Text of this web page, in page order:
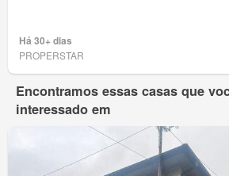
Há 30+ dias
PROPERSTAR
Encontramos essas casas que
interessado em